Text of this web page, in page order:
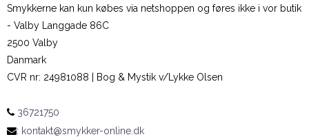
Smykkerne kan kun købes via netshoppen og føres ikke i vor butik
- Valby Langgade 86C
2500 Valby
Danmark
CVR nr: 24981088 | Bog & Mystik v/Lykke Olsen
36721750
: kontakt@smykker-online.dk